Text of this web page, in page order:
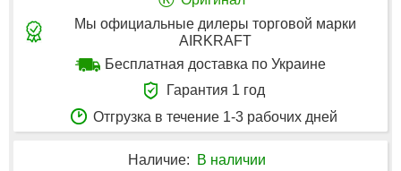
Мы официальные дилеры торговой марки
AIRKRAFT
Бесплатная доставка по Украине
Гарантия 1 год
Отгрузка в течение 1-3 рабочих дней
Наличие: В наличии